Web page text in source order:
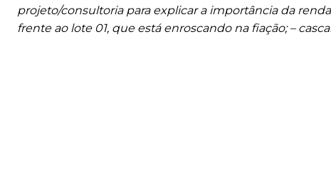
projeto/consultoria para explicar a importância da
frente ao lote 01, que está enroscando na fiação; –